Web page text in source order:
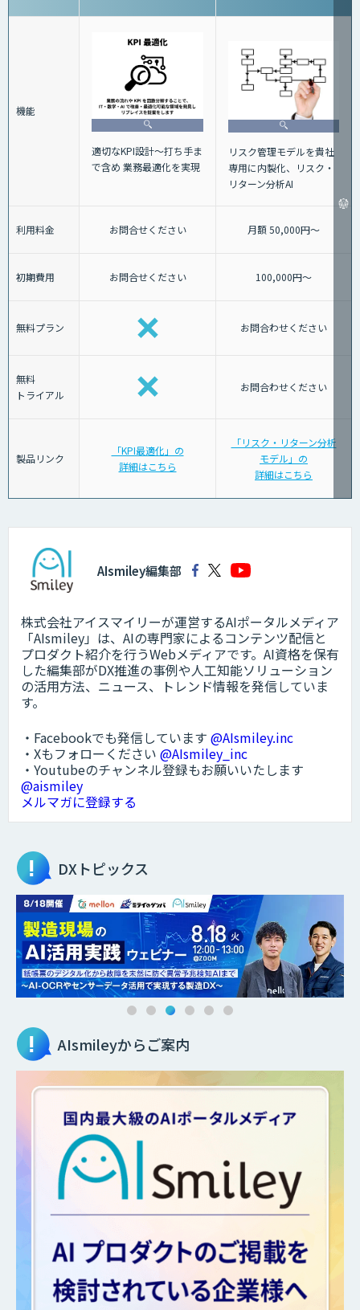
機能
適切なKPI設計～打ち手ま
で含め 業務最適化を実現
リスク管理モデルを貴社
専用に内製化、リスク・
リターン分析AI
利用料金 お問合せください 月額 50,000円～
初期費用 お問合せください 100,000円～
無料プラン お問合わせください
無料
トライアル
お問合わせください
製品リンク
「KPI最適化」の
詳細はこちら
「リスク・リターン分析
モデル」の
詳細はこちら
AIsmiley編集部
株式会社アイスマイリーが運営するAIポータルメディア
「AIsmiley」は、AIの専門家によるコンテンツ配信と
プロダクト紹介を行うWebメディアです。AI資格を保有
した編集部がDX推進の事例や人工知能ソリューション
の活用方法、ニュース、トレンド情報を発信していま
す。
・Facebookでも発信しています @AIsmiley.inc
・Xもフォローください @AIsmiley_inc
・Youtubeのチャンネル登録もお願いいたします
@aismiley
メルマガに登録する
DXトピックス
AIsmileyからご案内